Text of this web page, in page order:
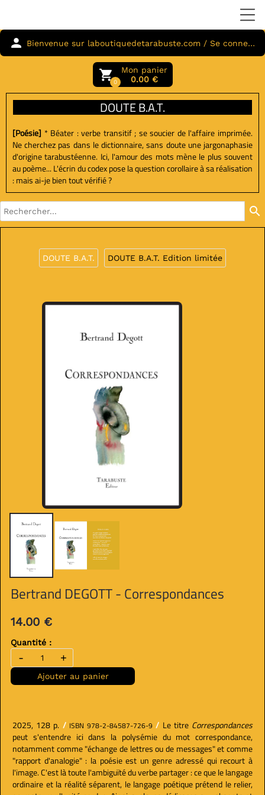
person Bienvenue sur laboutiquedetarabuste.com / Se connecter
local_grocery_store0
Mon panier
0.00 €
DOUTE B.A.T.
[Poésie] * Béater : verbe transitif ; se soucier de l'affaire imprimée.
Ne cherchez pas dans le dictionnaire, sans doute une jargonaphasie
d'origine tarabustéenne. Ici, l'amour des mots mène le plus souvent
au poème... L'écrin du codex pose la question corollaire à sa réalisation
: mais ai-je bien tout vérifié ?
search
DOUTE B.A.T. DOUTE B.A.T. Edition limitée
Bertrand DEGOTT - Correspondances
14.00 €
Quantité :
- +
Ajouter au panier
2025, 128 p. / ISBN 978-2-84587-726-9 / Le titre Correspondances
peut s'entendre ici dans la polysémie du mot correspondance,
notamment comme "échange de lettres ou de messages" et comme
"rapport d'analogie" : la poésie est un genre adressé qui recourt à
l'image. C'est là toute l'ambiguïté du verbe partager : ce que le langage
ordinaire et la réalité séparent, le langage poétique prétend le relier,